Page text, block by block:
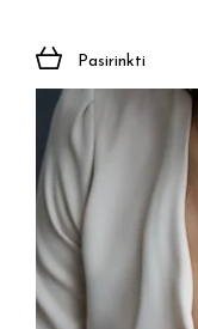
Pasirinkti